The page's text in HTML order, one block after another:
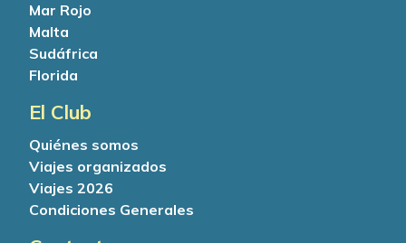
Mar Rojo
Malta
Sudáfrica
Florida
El Club
Quiénes somos
Viajes organizados
Viajes 2026
Condiciones Generales